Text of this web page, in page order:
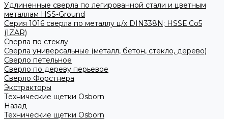
Удлиненные сверла по легированной стали и цветным
металлам HSS-Ground
Серия 1016 сверла по металлу ц/х DIN338N; HSSЕ Со5
(IZAR)
Сверла по стеклу
Сверла универсальные (металл, бетон, стекло, дерево)
Сверло петельное
Сверло по дереву перьевое
Сверло Форстнера
Экстракторы
Технические щетки Osborn
Назад
Технические щетки Osborn